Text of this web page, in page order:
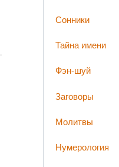
Сонники
Тайна имени
Фэн-шуй
Заговоры
Молитвы
Нумерология